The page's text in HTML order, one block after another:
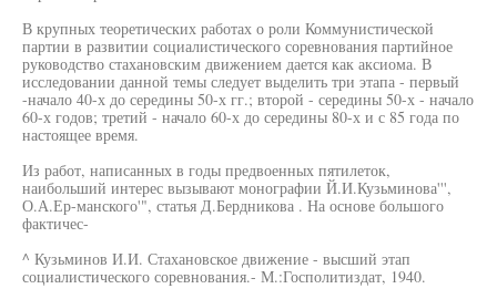
В крупных теоретических работах о роли Коммунистической
партии в развитии социалистического соревнования партийное
руководство стахановским движением дается как аксиома. В
исследовании данной темы следует выделить три этапа - первый
-начало 40-х до середины 50-х гг.; второй - середины 50-х - начало
60-х годов; третий - начало 60-х до середины 80-х и с 85 года по
настоящее время.
Из работ, написанных в годы предвоенных пятилеток,
наибольший интерес вызывают монографии Й.И.Кузьминова''',
О.А.Ер-манского'", статья Д.Бердникова . На основе большого
фактичес-
^ Кузьминов И.И. Стахановское движение - высший этап
социалистического соревнования.- М.:Госполитиздат, 1940.